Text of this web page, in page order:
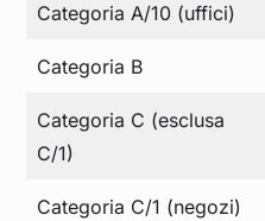
Categoria A/10 (uffici)
Categoria B
Categoria C (esclusa
C/1)
Categoria C/1 (negozi)